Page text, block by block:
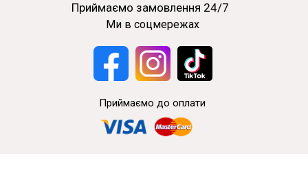
Приймаємо до оплати
Ми в соцмережах
Приймаємо замовлення 24/7